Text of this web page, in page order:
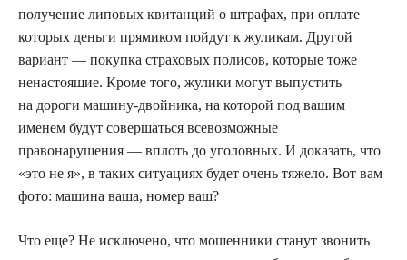
получение липовых квитанций о штрафах, при оплате
которых деньги прямиком пойдут к жуликам. Другой
вариант — покупка страховых полисов, которые тоже
ненастоящие. Кроме того, жулики могут выпустить
на дороги машину-двойника, на которой под вашим
именем будут совершаться всевозможные
правонарушения — вплоть до уголовных. И доказать, что
«это не я», в таких ситуациях будет очень тяжело. Вот вам
фото: машина ваша, номер ваш?
Что еще? Не исключено, что мошенники станут звонить